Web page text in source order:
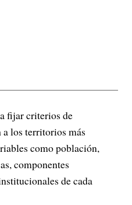
fijar criterios de
los territorios más
como población,
componentes
de cada